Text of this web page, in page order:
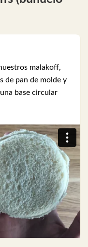
malakoff,
de pan de molde y
base circular